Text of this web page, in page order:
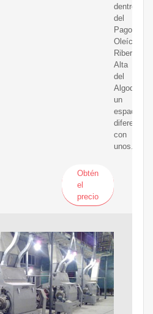
dentro
del
Pago
Oleícola
Ribera
Alta
del
Algodor,
un
espacio
con
unos...
Obtén
el
precio